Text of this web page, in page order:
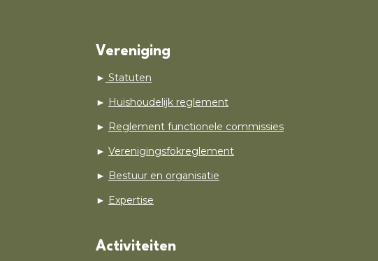
Vereniging
► Statuten
► Huishoudelijk reglement
► Reglement functionele commissies
► Verenigingsfokreglement
► Bestuur en organisatie
► Expertise
Activiteiten